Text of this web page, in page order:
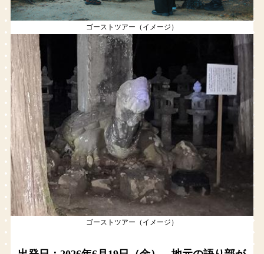
ゴーストツアー（イメージ）
ゴーストツアー（イメージ）